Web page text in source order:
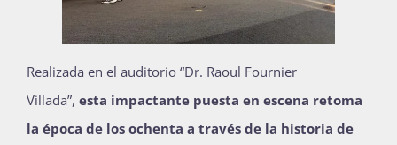
Realizada en el auditorio “Dr. Raoul Fournier
Villada”, esta impactante puesta en escena retoma
la época de los ochenta a través de la historia de